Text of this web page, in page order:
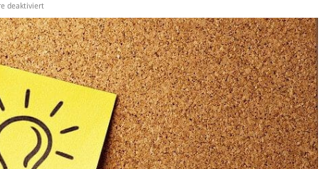
deaktiviertfür
Kein
Instagram
für
das
Sony
Tablet